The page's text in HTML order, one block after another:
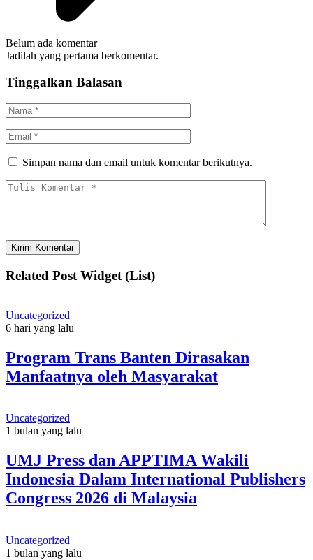
Belum ada komentar
Jadilah yang pertama berkomentar.
Tinggalkan Balasan
Simpan nama dan email untuk komentar berikutnya.
Related Post Widget (List)
Uncategorized
6 hari yang lalu
Program Trans Banten Dirasakan
Manfaatnya oleh Masyarakat
Uncategorized
1 bulan yang lalu
UMJ Press dan APPTIMA Wakili
Indonesia Dalam International Publishers
Congress 2026 di Malaysia
Uncategorized
1 bulan yang lalu